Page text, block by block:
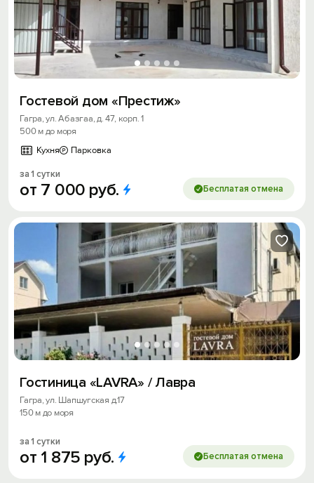
Гостевой дом «Престиж»
Гагра, ул. Абазгаа, д. 47, корп. 1
500 м до моря
Кухня
Парковка
за 1 сутки
от 7 000 руб. Бесплатая отмена
Гостиница «LAVRA» / Лавра
Гагра, ул. Шапшугская д.17
150 м до моря
за 1 сутки
от 1 875 руб. Бесплатая отмена